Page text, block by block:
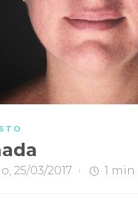
25/03/2017 1 min